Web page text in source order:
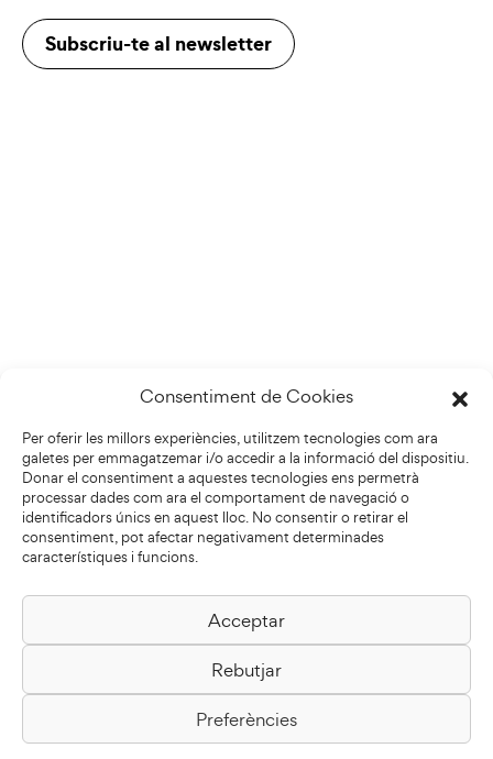
Consentiment de Cookies
Per oferir les millors experiències, utilitzem tecnologies com ara
galetes per emmagatzemar i/o accedir a la informació del dispositiu.
Donar el consentiment a aquestes tecnologies ens permetrà
processar dades com ara el comportament de navegació o
identificadors únics en aquest lloc. No consentir o retirar el
consentiment, pot afectar negativament determinades
característiques i funcions.
Acceptar
Rebutjar
Preferències
Subscriu-te al newsletter
Biblioteca Pilarin Bayés
Passeig de la Generalitat, 1
08500 Vic